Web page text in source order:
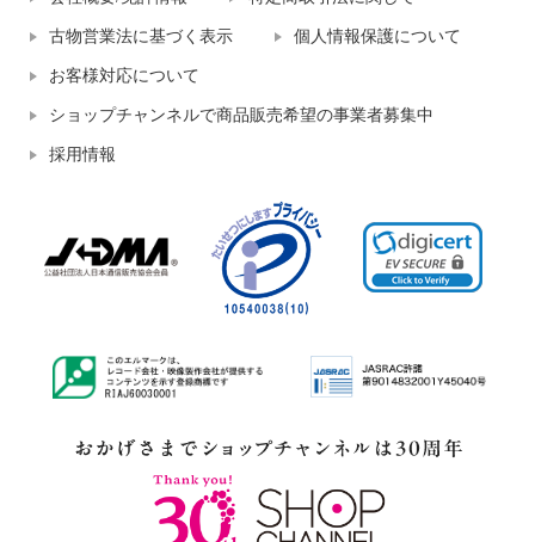
古物営業法に基づく表示 個人情報保護について
お客様対応について
ショップチャンネルで商品販売希望の事業者募集中
採用情報